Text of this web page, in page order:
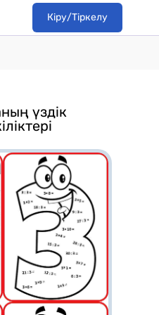
Кіру/Тіркелу
үздік